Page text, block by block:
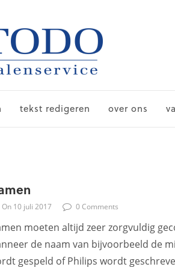
tekst redigeren over ons
On 10 juli 2017 0 Comments
moeten altijd zeer zorgvuldig
de naam van bijvoorbeeld de
gespeld of Philips wordt